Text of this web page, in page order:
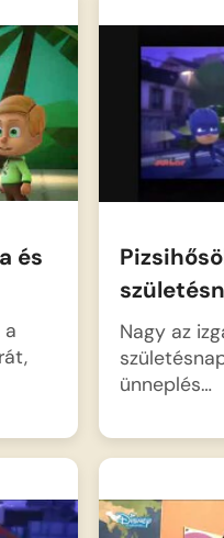
és
a
Nagy az
ünneplés…